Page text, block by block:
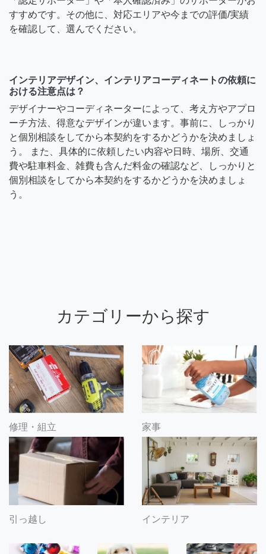
すすめです。その他に、対応エリアや今までの評価/実績
を確認して、選んでください。
インテリアデザイン、インテリアコーディネートの依頼に
おける注意点は？
デザイナーやコーディネーターによって、考え方やアプロ
ーチ方法、得意なデザインが違います。事前に、しっかり
と個別相談をしてから本契約をするかどうかを決めましょ
う。 また、具体的に依頼したい内容や日時、場所、交通
費や駐車料金、雑費も含んだ料金の確認など、しっかりと
個別相談をしてから本契約をするかどうかを決めましょ
う。
カテゴリーから探す
修理・組立 家事
引っ越し インテリア